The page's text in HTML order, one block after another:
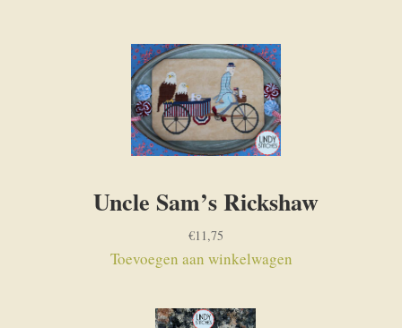
Uncle Sam’s Rickshaw
€11,75
Toevoegen aan winkelwagen